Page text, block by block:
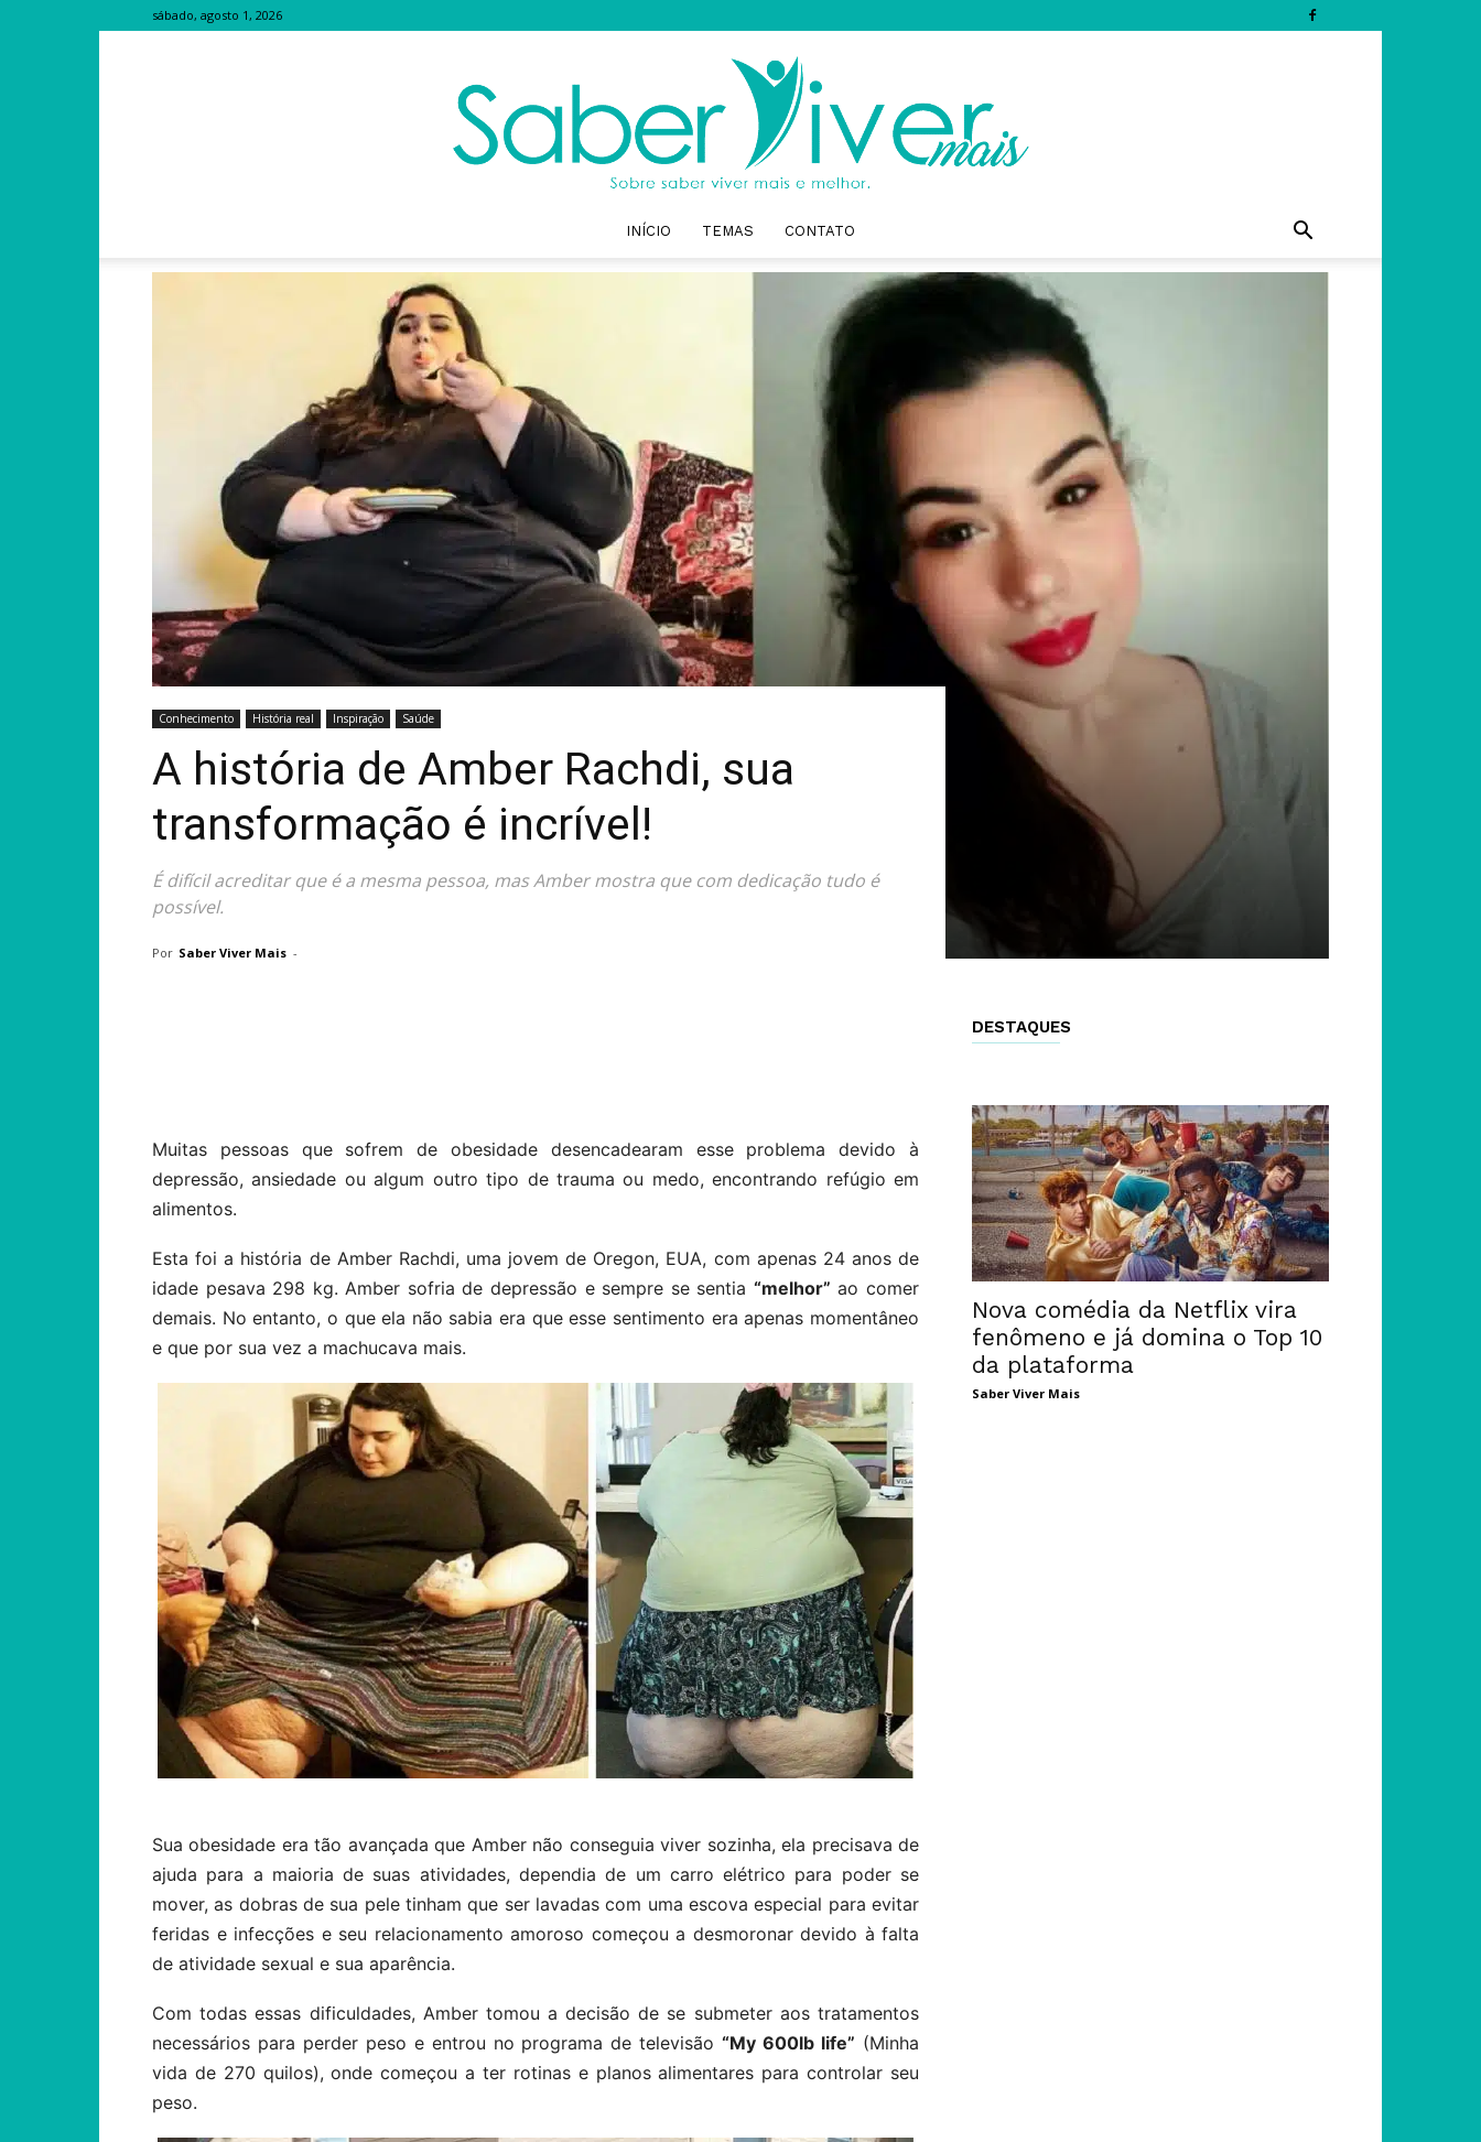
sábado, agosto 1, 2026
Saber
Mais
INÍCIO TEMAS CONTATO
Conhecimento História real Inspiração Saúde
A história de Amber Rachdi, sua
transformação é incrível!
É difícil acreditar que é a mesma pessoa, mas Amber mostra que com dedicação tudo é
possível.
Por Saber Viver Mais -
Muitas pessoas que sofrem de obesidade desencadearam esse problema devido à
depressão, ansiedade ou algum outro tipo de trauma ou medo, encontrando refúgio em
alimentos.
Esta foi a história de Amber Rachdi, uma jovem de Oregon, EUA, com apenas 24 anos de
idade pesava 298 kg. Amber sofria de depressão e sempre se sentia “melhor” ao comer
demais. No entanto, o que ela não sabia era que esse sentimento era apenas momentâneo
e que por sua vez a machucava mais.
Sua obesidade era tão avançada que Amber não conseguia viver sozinha, ela precisava de
ajuda para a maioria de suas atividades, dependia de um carro elétrico para poder se
mover, as dobras de sua pele tinham que ser lavadas com uma escova especial para evitar
feridas e infecções e seu relacionamento amoroso começou a desmoronar devido à falta
de atividade sexual e sua aparência.
Com todas essas dificuldades, Amber tomou a decisão de se submeter aos tratamentos
necessários para perder peso e entrou no programa de televisão“My 600lb life” (Minha
vida de 270 quilos), onde começou a ter rotinas e planos alimentares para controlar seu
peso.
DESTAQUES
Nova comédia da Netflix vira
fenômeno e já domina o Top 10
da plataforma
Saber Viver Mais